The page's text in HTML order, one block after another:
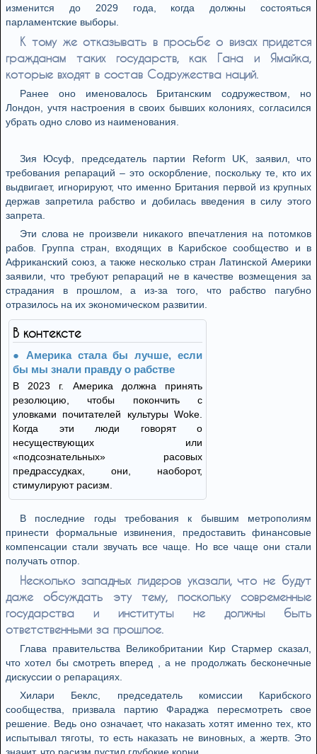
изменится до 2029 года, когда должны состояться
парламентские выборы.
К тому же отказывать в просьбе о визах придется
гражданам таких государств, как Гана и Ямайка,
которые входят в состав Содружества наций.
Ранее оно именовалось Британским содружеством, но
Лондон, учтя настроения в своих бывших колониях, согласился
убрать одно слово из наименования.
Зия Юсуф, председатель партии Reform UK, заявил, что
требования репараций – это оскорбление, поскольку те, кто их
выдвигает, игнорируют, что именно Британия первой из крупных
держав запретила рабство и добилась введения в силу этого
запрета.
Эти слова не произвели никакого впечатления на потомков
рабов. Группа стран, входящих в Карибское сообщество и в
Африканский союз, а также несколько стран Латинской Америки
заявили, что требуют репараций не в качестве возмещения за
страдания в прошлом, а из-за того, что рабство пагубно
отразилось на их экономическом развитии.
В контексте
Америка стала бы лучше, если
бы мы знали правду о рабстве
В 2023 г. Америка должна принять
резолюцию, чтобы покончить с
уловками почитателей культуры Woke.
Когда эти люди говорят о
несуществующих или
«подсознательных» расовых
предрассудках, они, наоборот,
стимулируют расизм.
В последние годы требования к бывшим метрополиям
принести формальные извинения, предоставить финансовые
компенсации стали звучать все чаще. Но все чаще они стали
получать отпор.
Несколько западных лидеров указали, что не будут
даже обсуждать эту тему, поскольку современные
государства и институты не должны быть
ответственными за прошлое.
Глава правительства Великобритании Кир Стармер сказал,
что хотел бы смотреть вперед , а не продолжать бесконечные
дискуссии о репарациях.
Хилари Беклс, председатель комиссии Карибского
сообщества, призвала партию Фараджа пересмотреть свое
решение. Ведь оно означает, что наказать хотят именно тех, кто
испытывал тяготы, то есть наказать не виновных, а жертв. Это